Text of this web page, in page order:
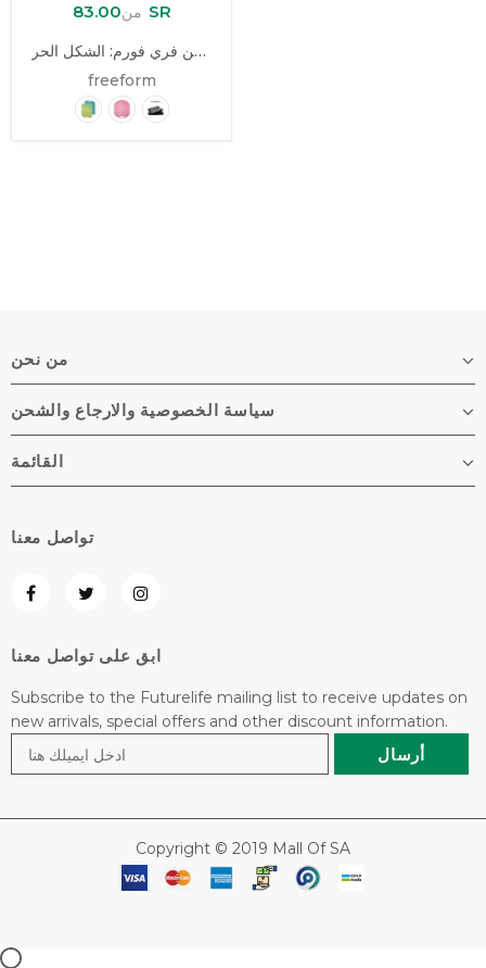
من 83.00 SR
صينية من فري فورم: الشكل الحر
freeform
من نحن
سياسة الخصوصية والارجاع والشحن
القائمة
تواصل معنا
ابق على تواصل معنا
Subscribe to the Futurelife mailing list to receive updates on
new arrivals, special offers and other discount information.
Copyright © 2019 Mall Of SA